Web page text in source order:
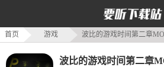
首页 游戏 波比的游戏时间第二章
波比的游戏时间第二章